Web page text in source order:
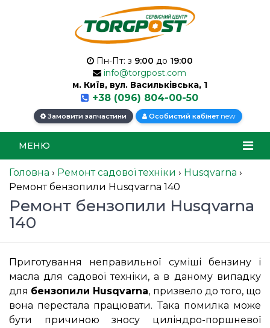
Пн-Пт: з 9:00 до 19:00
info@torgpost.com
м. Київ, вул. Васильківська, 1
+38 (096) 804-00-50
Замовити запчастини Особистий кабінет new
МЕНЮ
Головна › Ремонт садової техніки › Husqvarna ›
Ремонт бензопили Husqvarna 140
Ремонт бензопили Husqvarna
140
Приготування неправильної суміші бензину і
масла для садової техніки, а в даному випадку
для бензопили Husqvarna, призвело до того, що
вона перестала працювати. Така помилка може
бути причиною зносу циліндро-поршневої